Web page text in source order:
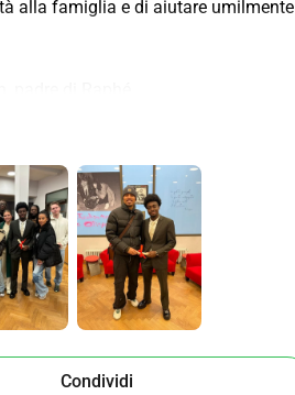
alla famiglia e di aiutare umilmente
Condividi